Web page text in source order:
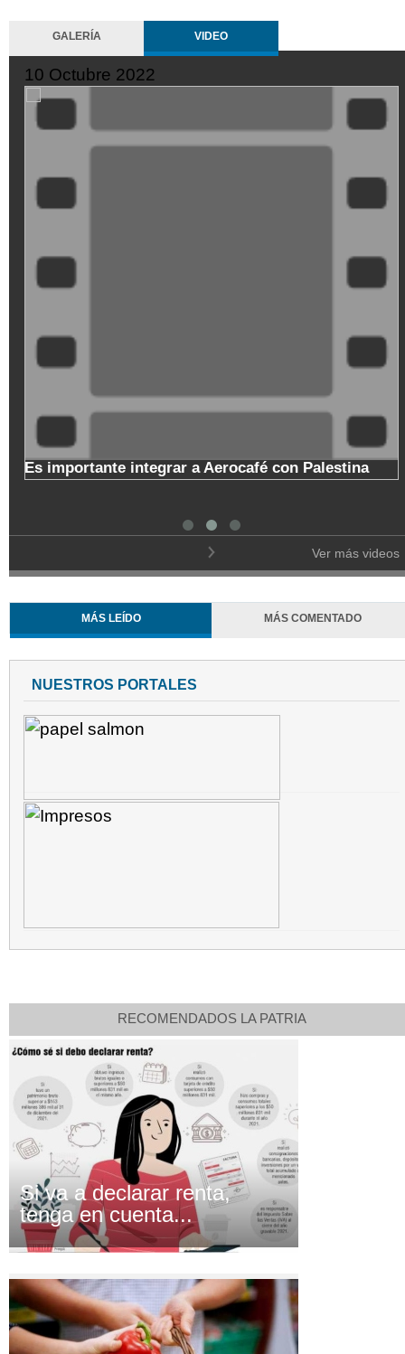
GALERÍA VIDEO
con Palestina
XDGVyvJOFpI
Copa Nacional de Baloncesto
de Manizales
Ver más videos
MÁS LEÍDO MÁS COMENTADO
NUESTROS PORTALES
RECOMENDADOS LA PATRIA
Si va a declarar renta,
tenga en cuenta...